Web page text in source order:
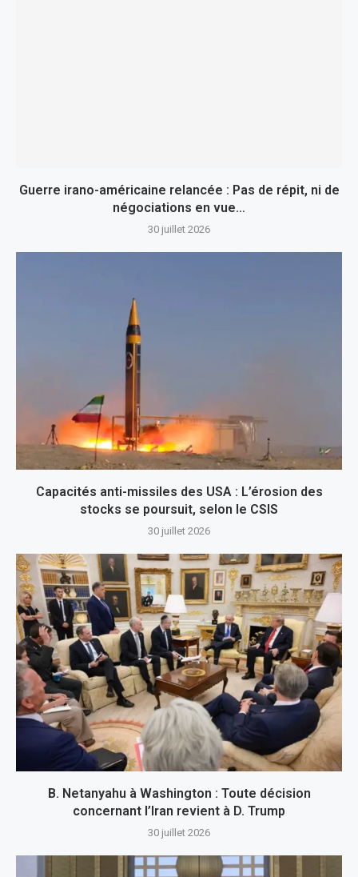
Guerre irano-américaine relancée : Pas de répit, ni de
négociations en vue…
30 juillet 2026
Capacités anti-missiles des USA : L’érosion des
stocks se poursuit, selon le CSIS
30 juillet 2026
B. Netanyahu à Washington : Toute décision
concernant l’Iran revient à D. Trump
30 juillet 2026